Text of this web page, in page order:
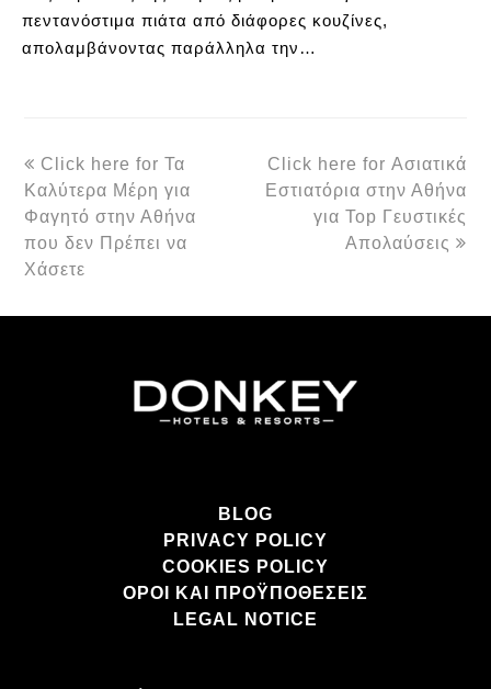
πεντανόστιμα πιάτα από διάφορες κουζίνες,
απολαμβάνοντας παράλληλα την…
previous
post:
Click here for Τα
Καλύτερα Μέρη για
Φαγητό στην Αθήνα
που δεν Πρέπει να
Χάσετε
next
post:
Click here for Ασιατικά
Εστιατόρια στην Αθήνα
για Top Γευστικές
Απολαύσεις
BLOG
PRIVACY POLICY
COOKIES POLICY
ΌΡΟΙ ΚΑΙ ΠΡΟΫΠΟΘΈΣΕΙΣ
LEGAL NOTICE